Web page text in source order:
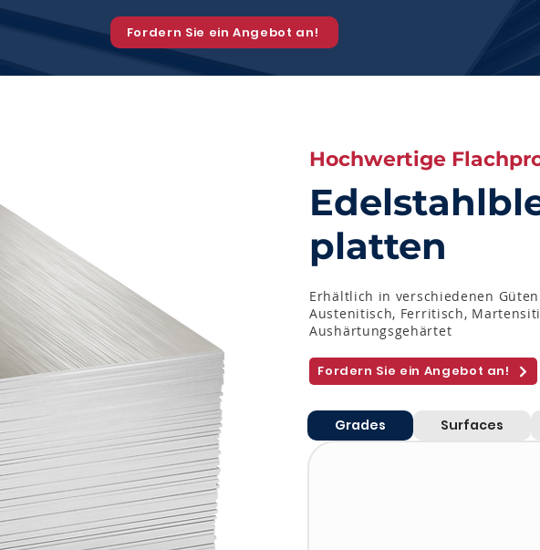
Fordern Sie ein Angebot an!
Hochwertige
platten
Erhältlich in verschiedenen
Austenitisch, Ferritisch,
Aushärtungsgehärtet
Fordern Sie ein Angebot an!
Grades Surfaces